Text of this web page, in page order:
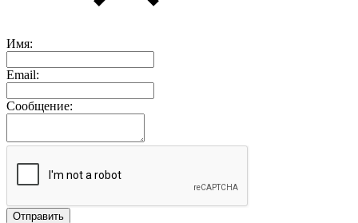
Имя:
Email:
Сообщение: